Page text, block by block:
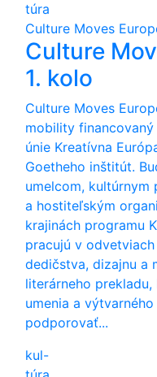
túra
Culture Moves
Culture
1. kolo
Culture Moves
mobility
únie Kreatívna
Goetheho inštitút.
umelcom, kultúrnym
a hostiteľským
krajinách programu
pracujú v
dedičstva, dizajnu a
literárneho
umenia a
podporovať...
kul-